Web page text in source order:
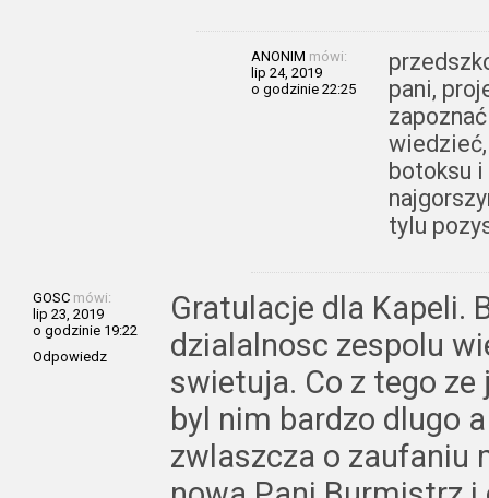
ANONIM mówi:
lip 24, 2019
o godzinie 22:25
pani,
botoksu i
tylu
GOSC mówi:
lip 23, 2019
o godzinie 19:22
Odpowiedz
Gratulacje dla Kapeli.
dzialalnosc zespolu
swietuja. Co z tego
byl nim bardzo dlugo
zwlaszcza o zaufaniu